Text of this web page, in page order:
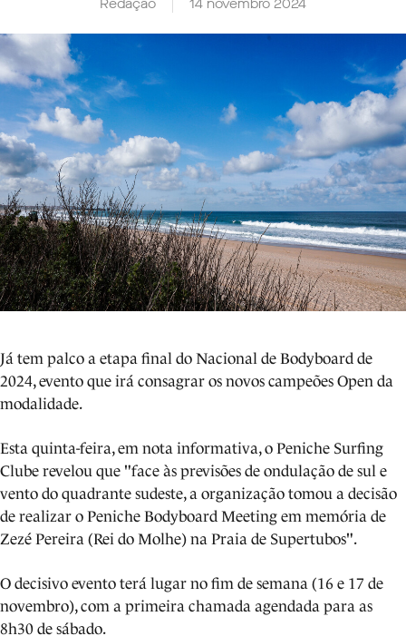
Redação 14 novembro 2024
Já tem palco a etapa final do Nacional de Bodyboard de
2024, evento que irá consagrar os novos campeões Open da
modalidade.
Esta quinta-feira, em nota informativa, o Peniche Surfing
Clube revelou que "face às previsões de ondulação de sul e
vento do quadrante sudeste, a organização tomou a decisão
de realizar o Peniche Bodyboard Meeting em memória de
Zezé Pereira (Rei do Molhe) na Praia de Supertubos".
O decisivo evento terá lugar no fim de semana (16 e 17 de
novembro), com a primeira chamada agendada para as
8h30 de sábado.